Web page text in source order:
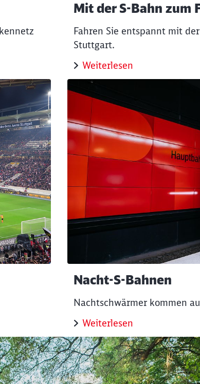
Mit der S-Bahn zum
Fahren Sie entspannt mit
Stuttgart.
Weiterlesen
Nacht-S-Bahnen
Nachtschwärmer kommen
Weiterlesen
zuweitergeleitet werden?
Weiter